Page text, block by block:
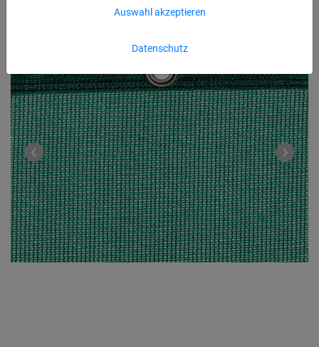
Datenschutz
Auswahl akzeptieren